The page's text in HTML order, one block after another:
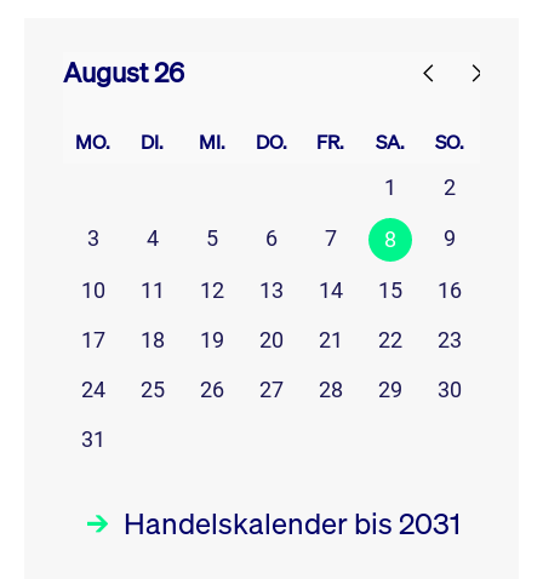
August 26
MO. DI. MI. DO. FR. SA. SO.
1
2
3
4 5 6 7 8 9
10 11 12 13 14 15
16
17
18 19 20 21 22
23
24
25 26 27 28 29
30
31
Handelskalender bis 2031